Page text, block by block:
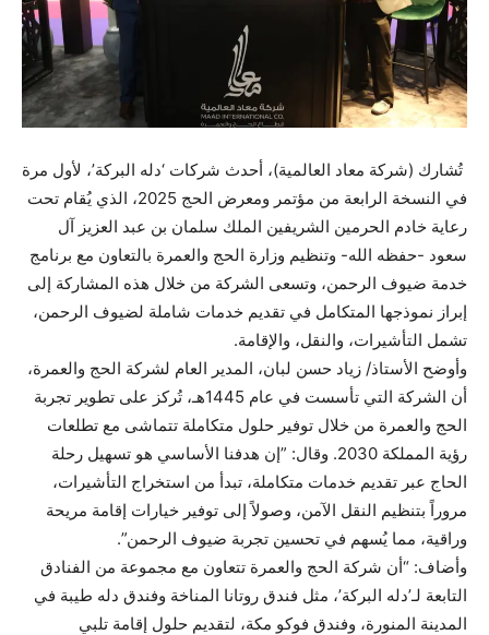
تُشارك (شركة معاد العالمية)، أحدث شركات ‘دله البركة’، لأول مرة
في النسخة الرابعة من مؤتمر ومعرض الحج 2025، الذي يُقام تحت
رعاية خادم الحرمين الشريفين الملك سلمان بن عبد العزيز آل
سعود -حفظه الله- وتنظيم وزارة الحج والعمرة بالتعاون مع برنامج
خدمة ضيوف الرحمن، وتسعى الشركة من خلال هذه المشاركة إلى
إبراز نموذجها المتكامل في تقديم خدمات شاملة لضيوف الرحمن،
تشمل التأشيرات، والنقل، والإقامة.
وأوضح الأستاذ/ زياد حسن لبان، المدير العام لشركة الحج والعمرة،
أن الشركة التي تأسست في عام 1445هـ، تُركز على تطوير تجربة
الحج والعمرة من خلال توفير حلول متكاملة تتماشى مع تطلعات
رؤية المملكة 2030. وقال: ”إن هدفنا الأساسي هو تسهيل رحلة
الحاج عبر تقديم خدمات متكاملة، تبدأ من استخراج التأشيرات،
مروراً بتنظيم النقل الآمن، وصولاً إلى توفير خيارات إقامة مريحة
وراقية، مما يُسهم في تحسين تجربة ضيوف الرحمن”.
وأضاف: “أن شركة الحج والعمرة تتعاون مع مجموعة من الفنادق
التابعة لـ’دله البركة’، مثل فندق روتانا المناخة وفندق دله طيبة في
المدينة المنورة، وفندق فوكو مكة، لتقديم حلول إقامة تلبي